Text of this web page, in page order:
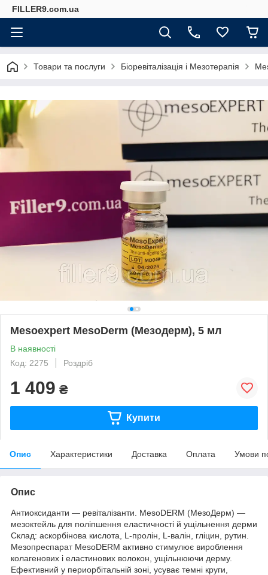
FILLER9.com.ua
Товари та послуги Біоревіталізація і Мезотерапія
Mesoexpert MesoDerm (Мезодерм), 5 мл
В наявності
Код: 2275
Роздріб
1 409 ₴
Купити
Опис Характеристики Доставка Оплата Умови
Опис
Антиоксиданти — ревіталізанти. MesoDERM (МезоДерм) —
мезоктейль для поліпшення еластичності й ущільнення дерми
Склад: аскорбінова кислота, L-пролін, L-валін, гліцин, рутин.
Мезопреспарат MesoDERM активно стимулює вироблення
колагенових і еластинових волокон, ущільнюючи дерму.
Ефективний у периорбітальній зоні, усуває темні круги,